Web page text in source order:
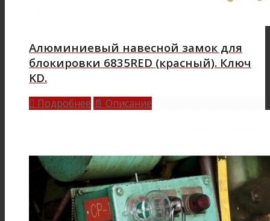
Алюминиевый навесной замок для
блокировки 6835RED (красный). Ключ
KD.
 Подробнее 📄 Описание